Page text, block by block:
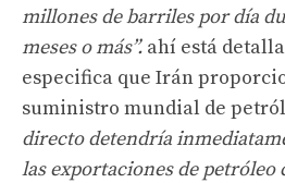
millones de barriles por día
meses o más”. ahí está
especifica que Irán
suministro mundial de
directo detendría
las exportaciones de petróleo